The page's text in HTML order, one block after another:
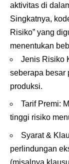
aktivitas di
Singkatnya,
Risiko” yang
menentukan
Jenis Risiko
seberapa besar
produksi.
Tarif Premi:
tinggi risiko
Syarat &
perlindungan
(misalnya